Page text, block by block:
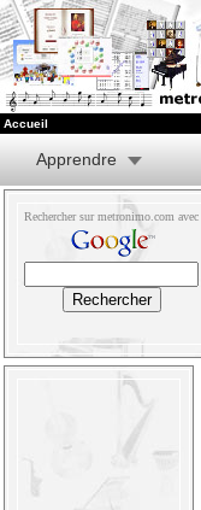
Accueil
Apprendre
Rechercher sur metronimo.com avec